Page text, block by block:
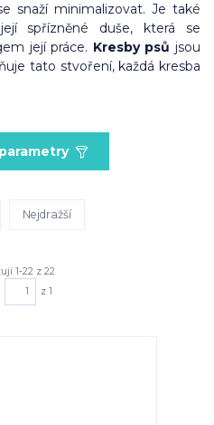
snaží minimalizovat. Je také
spřízněné duše, která se
její práce. Kresby psů jsou
tato stvoření, každá kresba
Nejdražší
1-22 z 22
z 1